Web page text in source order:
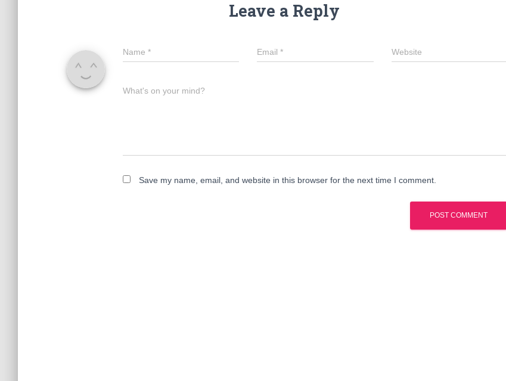
Leave a Reply
Name * Email* Website
What's on your mind?
Save my name, email, and website in this browser for the next time I comment.